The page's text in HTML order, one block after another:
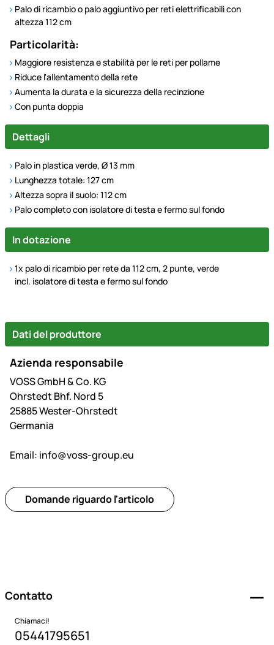
Palo di ricambio o palo aggiuntivo per reti elettrificabili con
altezza 112 cm
Particolarità:
Maggiore resistenza e stabilità per le reti per pollame
Riduce l'allentamento della rete
Aumenta la durata e la sicurezza della recinzione
Con punta doppia
Dettagli
Palo in plastica verde, Ø 13 mm
Lunghezza totale: 127 cm
Altezza sopra il suolo: 112 cm
Palo completo con isolatore di testa e fermo sul fondo
In dotazione
1x palo di ricambio per rete da 112 cm, 2 punte, verde
incl. isolatore di testa e fermo sul fondo
Dati del produttore
Azienda responsabile
VOSS GmbH & Co. KG
Ohrstedt Bhf. Nord 5
25885 Wester-Ohrstedt
Germania
Email: info@voss-group.eu
Domande riguardo l'articolo
Contatto
Chiamaci!
05441795651